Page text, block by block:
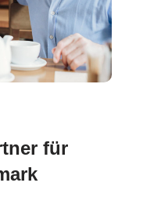
für